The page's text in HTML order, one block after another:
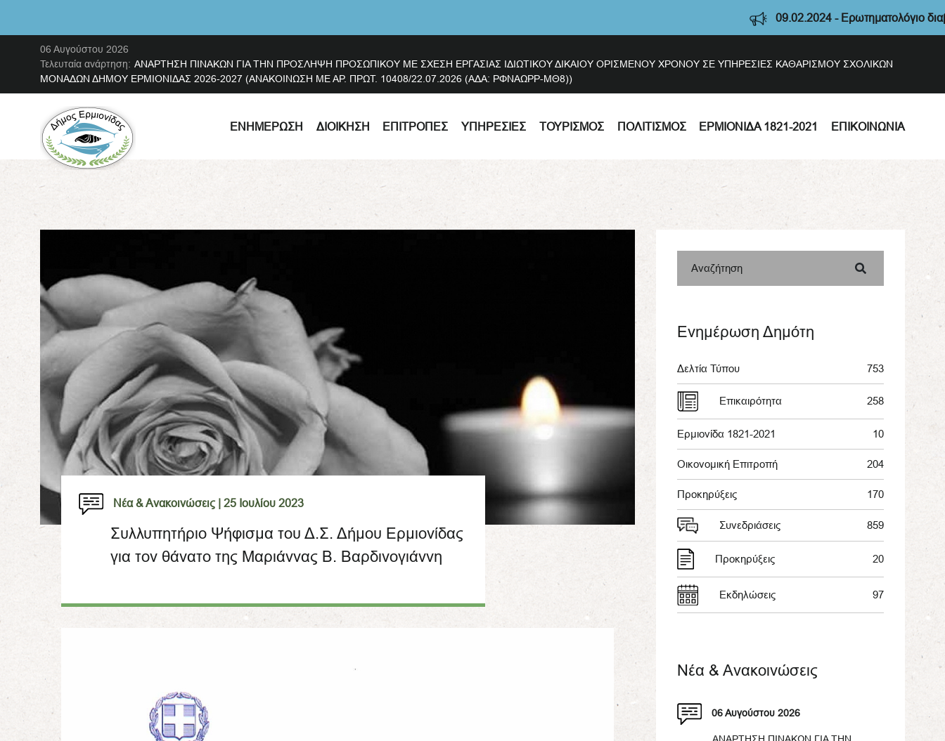
09.02.2024 - Ερωτηματολόγιο
06 Αυγούστου 2026
Τελευταία ανάρτηση: ΑΝΑΡΤΗΣΗ ΠΙΝΑΚΩΝ ΓΙΑ ΤΗΝ ΠΡΟΣΛΗΨΗ ΠΡΟΣΩΠΙΚΟΥ ΜΕ ΣΧΕΣΗ ΕΡΓΑΣΙΑΣ ΙΔΙΩΤΙΚΟΥ ΔΙΚΑΙΟΥ ΟΡΙΣΜΕΝΟΥ ΧΡΟΝΟΥ ΣΕ ΥΠΗΡΕΣΙΕΣ ΚΑΘΑΡΙΣΜΟΥ ΣΧΟΛΙΚΩΝ
ΜΟΝΑΔΩΝ ΔΗΜΟΥ ΕΡΜΙΟΝΙΔΑΣ 2026-2027 (ΑΝΑΚΟΙΝΩΣΗ ΜΕ ΑΡ. ΠΡΩΤ. 10408/22.07.2026 (ΑΔΑ: ΡΦΝΑΩΡΡ-ΜΘ8))
ΕΝΗΜΈΡΩΣΗ ΔΙΟΊΚΗΣΗ ΕΠΙΤΡΟΠΈΣ ΥΠΗΡΕΣΊΕΣ ΤΟΥΡΙΣΜΌΣ ΠΟΛΙΤΙΣΜΌΣ ΕΡΜΙΟΝΊΔΑ 1821-2021 ΕΠΙΚΟΙΝΩΝΊΑ
Νέα & Ανακοινώσεις | 25 Ιουλίου 2023
Συλλυπητήριο Ψήφισμα του Δ.Σ. Δήμου Ερμιονίδας
για τον θάνατο της Μαριάννας Β. Βαρδινογιάννη
Αναζήτηση
Ενημέρωση Δημότη
Δελτία Τύπου 753
Επικαιρότητα 258
Ερμιονίδα 1821-2021 10
Οικονομική Επιτροπή 204
Προκηρύξεις 170
Συνεδριάσεις 859
Προκηρύξεις 20
Εκδηλώσεις 97
Νέα & Ανακοινώσεις
06 Αυγούστου 2026